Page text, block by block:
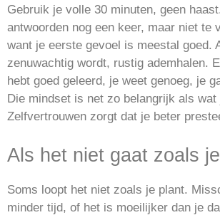
Gebruik je volle 30 minuten, geen
antwoorden nog een keer, maar niet te
want je eerste gevoel is meestal goed.
zenuwachtig wordt, rustig ademhalen.
hebt goed geleerd, je weet genoeg, je
Die mindset is net zo belangrijk als wat
Zelfvertrouwen zorgt dat je beter
Als het niet gaat zoals
Soms loopt het niet zoals je plant.
minder tijd, of het is moeilijker dan je